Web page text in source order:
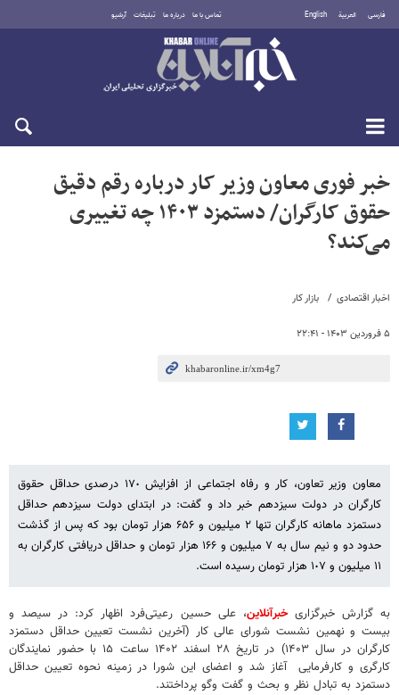
فارسی العربية English تماس با ما درباره ما تبلیغات آرشیو
پنجشنبه ۱۵ مرداد ۱۴۰۵
اخبار اقتصادی بازار کار
۵ فروردین ۱۴۰۳ - ۲۲:۴۱
خبر فوری معاون وزیر کار درباره رقم دقیق
حقوق کارگران/ دستمزد ۱۴۰۳ چه تغییری
می‌کند؟
معاون وزیر تعاون، کار و رفاه اجتماعی از افزایش ١٧٠ درصدی حداقل حقوق
کارگران در دولت سیزدهم خبر داد و گفت: در ابتدای دولت سیزدهم حداقل
دستمزد ماهانه کارگران تنها ٢ میلیون و ۶۵۶ هزار تومان بود که پس از گذشت
حدود دو و نیم سال به ٧ میلیون و ١۶۶ هزار تومان و حداقل دریافتی کارگران به
١١ میلیون و ١٠٧ هزار تومان رسیده است.
به گزارش خبرگزاریخبرآنلاین، علی حسین رعیتی‌فرد اظهار کرد: در سیصد و
بیست و نهمین نشست شورای عالی کار (آخرین نشست تعیین حداقل دستمزد
کارگران در سال ۱۴۰۳) در تاریخ ۲۸ اسفند ۱۴۰۲ ساعت ۱۵ با حضور نمایندگان
کارگری ‌و کارفرمایی ‌ آغاز شد و اعضای این شورا در زمینه نحوه تعیین حداقل
دستمزد به تبادل نظر و بحث و گفت وگو پرداختند.